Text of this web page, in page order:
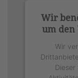
Wir
um den
Wir
Dieser